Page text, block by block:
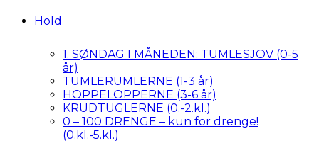
Hold
1. SØNDAG I MÅNEDEN: TUMLESJOV (0-5
år)
TUMLERUMLERNE (1-3 år)
HOPPELOPPERNE (3-6 år)
KRUDTUGLERNE (0.-2.kl.)
0 – 100 DRENGE – kun for drenge!
(0.kl.-5.kl.)